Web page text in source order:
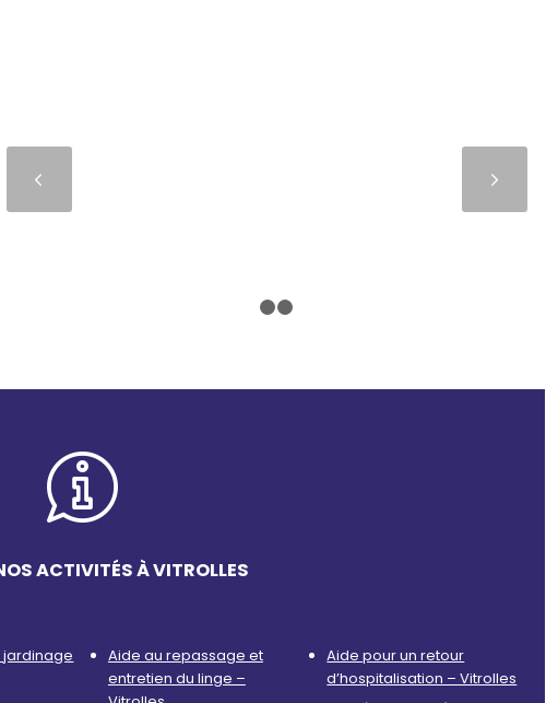
ACTIVITÉS À VITROLLES
Aide au repassage et
entretien du linge –
Aide pour un retour
d’hospitalisation – Vitrolles